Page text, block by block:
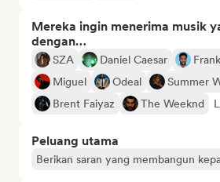
Mereka ingin menerima musik
dengan…
SZA Daniel Caesar
Miguel
Odeal
Summer
Brent Faiyaz
The Weeknd
Peluang utama
Berikan saran yang membangun